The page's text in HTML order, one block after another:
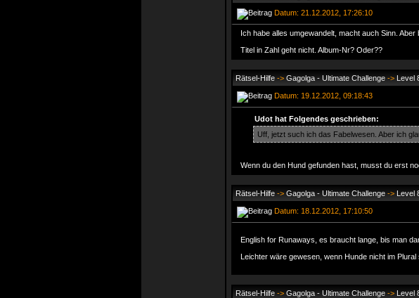
Datum: 21.12.2012, 17:26:10
Ich habe alles umgewandelt, macht auch Sinn.
Titel in Zahl geht nicht. Album-Nr? Oder??
Rätsel-Hilfe -> Gagolga - Ultimate Challenge -> Level
Datum: 19.12.2012, 09:18:43
Udot hat Folgendes geschrieben:
Uff, jetzt such ich das Fabelwesen. Aber ich
Wenn du den Hund gefunden hast, musst du erst
Rätsel-Hilfe -> Gagolga - Ultimate Challenge -> Level
Datum: 18.12.2012, 17:10:50
English for Runaways, es braucht lange, bis man
Leichter wäre gewesen, wenn Hunde nicht im Plural
Rätsel-Hilfe -> Gagolga - Ultimate Challenge -> Level